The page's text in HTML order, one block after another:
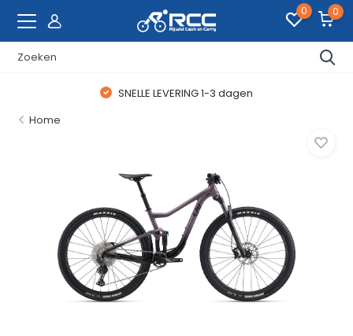
0 0
SNELLE LEVERING 1-3 dagen
Home